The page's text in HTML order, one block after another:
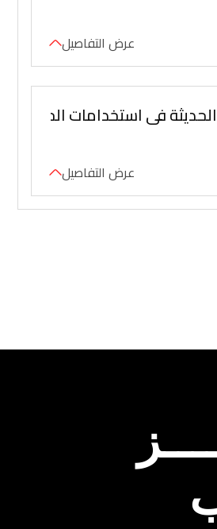
عرض التفاصيل
الحديثة في استخدامات الحاسب
عرض التفاصيل